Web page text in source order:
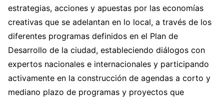
estrategias, acciones y apuestas por las economías
creativas que se adelantan en lo local, a través de los
diferentes programas definidos en el Plan de
Desarrollo de la ciudad, estableciendo diálogos con
expertos nacionales e internacionales y participando
activamente en la construcción de agendas a corto y
mediano plazo de programas y proyectos que